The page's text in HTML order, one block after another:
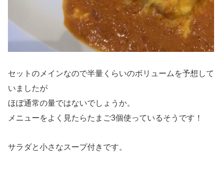
セットのメインなので半量くらいのボリュームを予想して
いましたが
ほぼ通常の量ではないでしょうか。
メニューをよく見たらたまご3個使っているそうです！
サラダと小さなスープ付きです。